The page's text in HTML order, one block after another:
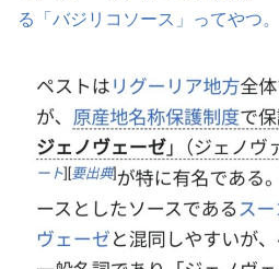
る「バジリコソース」ってやつ。